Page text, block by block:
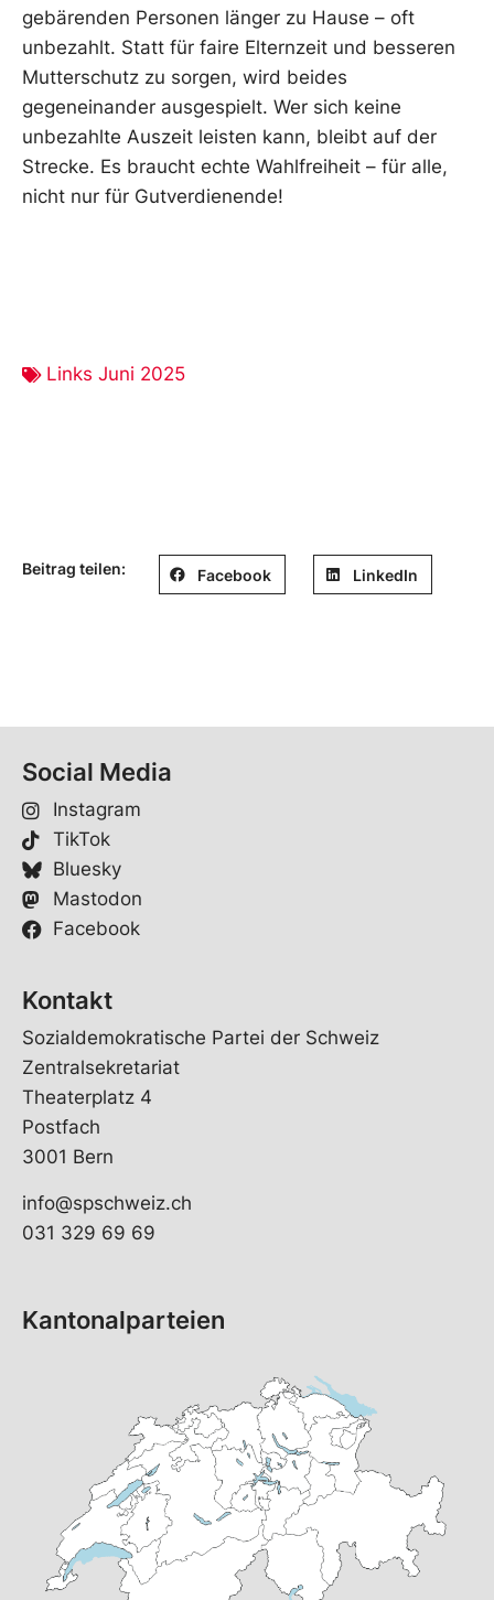
gebärenden Personen länger zu Hause – oft
unbezahlt. Statt für faire Elternzeit und besseren
Mutterschutz zu sorgen, wird beides
gegeneinander ausgespielt. Wer sich keine
unbezahlte Auszeit leisten kann, bleibt auf der
Strecke. Es braucht echte Wahlfreiheit – für alle,
nicht nur für Gutverdienende!
Links Juni 2025
Beitrag teilen: Facebook LinkedIn
Social Media
Instagram
TikTok
Bluesky
Mastodon
Facebook
Kontakt
Sozialdemokratische Partei der Schweiz
Zentralsekretariat
Theaterplatz 4
Postfach
3001 Bern
info@spschweiz.ch
031 329 69 69
Kantonalparteien